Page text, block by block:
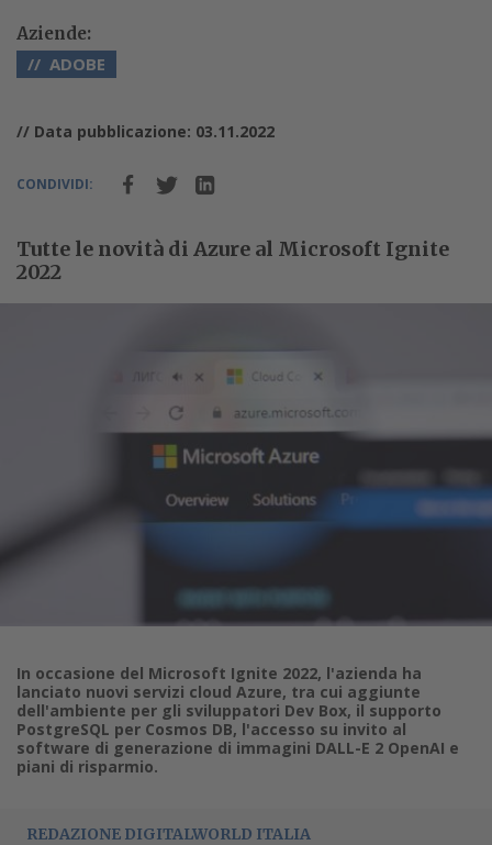
Aziende:
ADOBE
// Data pubblicazione: 03.11.2022
CONDIVIDI:
Tutte le novità di Azure al Microsoft Ignite
2022
In occasione del Microsoft Ignite 2022, l'azienda ha
lanciato nuovi servizi cloud Azure, tra cui aggiunte
dell'ambiente per gli sviluppatori Dev Box, il supporto
PostgreSQL per Cosmos DB, l'accesso su invito al
software di generazione di immagini DALL-E 2 OpenAI e
piani di risparmio.
REDAZIONE DIGITALWORLD ITALIA